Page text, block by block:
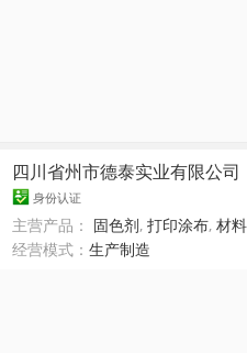
四川省州市德泰实业有限公司
身份认证
主营产品： 固色剂,打印涂布,材料
经营模式：生产制造